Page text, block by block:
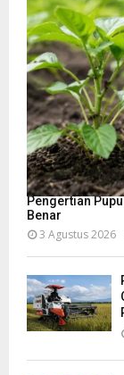
Pengertian
Benar
3 Agustus 2026